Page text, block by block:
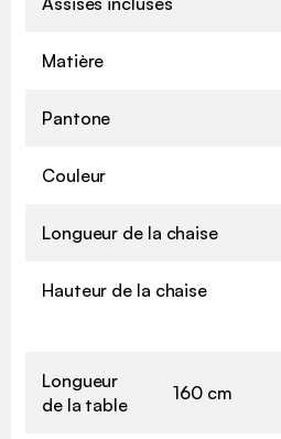
Matière
Pantone
Couleur
Longueur de la chaise
Hauteur de la chaise
Longueur
de la table
160 cm